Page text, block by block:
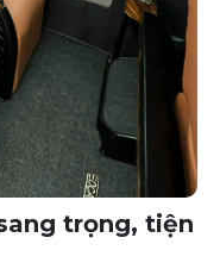
trọng, tiện